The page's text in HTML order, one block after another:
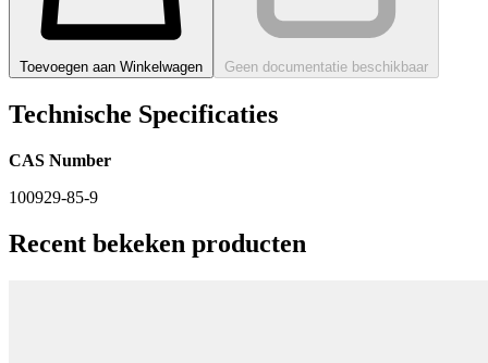
Toevoegen aan Winkelwagen Geen documentatie beschikbaar
Technische Specificaties
CAS Number
100929-85-9
Recent bekeken producten